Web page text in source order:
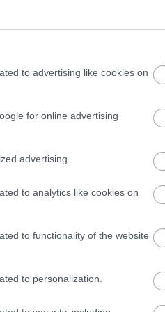
to advertising like cookies on
for online advertising
advertising.
to analytics like cookies on
to functionality of the website
to personalization.
ragadunk?!